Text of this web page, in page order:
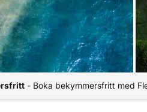
- Boka bekymmersfritt med